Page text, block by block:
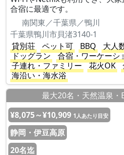
合宿に最適です。
南関東／千葉県／鴨川
千葉県鴨川市貝渚3140-1
貸別荘
ペット可 BBQ 大人
ドッグラン
合宿・ワーケーシ
子連れ・ファミリー
花火OK
海沿い・海水浴
最大20名・天然温泉・
¥8,075～¥10,909 1人あたり目安
静岡・伊豆高原
20名迄